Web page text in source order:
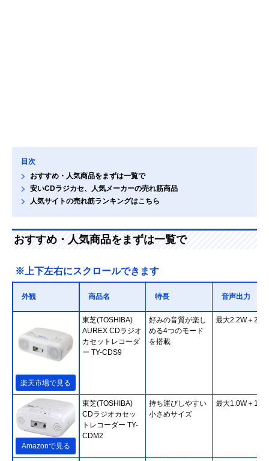
目次
おすすめ・人気商品をまずは一覧で
安いCDラジカセ、人気メーカーの売れ筋商品
人気サイトの売れ筋ランキングはこちら
おすすめ・人気商品をまずは一覧で
※上下左右にスクロールできます
外観 商品名 特長 音声出力
楽天市場で見る
東芝(TOSHIBA)
AUREX CDラジオ
カセットレコーダ
ー TY-CDS9
好みの音質が楽し
める4つのモード
を搭載
最大2.2W＋
Amazonで見る
東芝(TOSHIBA)
CDラジオカセッ
トレコーダー TY-
CDM2
持ち運びしやすい
小さめサイズ
最大1.0W＋